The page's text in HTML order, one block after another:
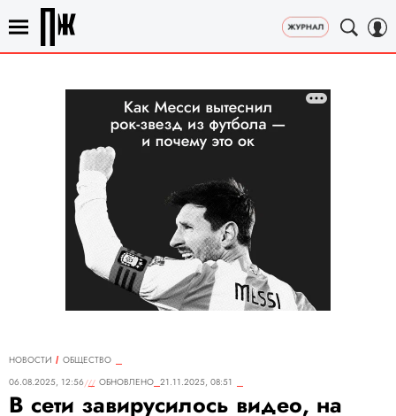
НОВОСТИ
ОБЩЕСТВО
06.08.2025, 12:56
ОБНОВЛЕНО 21.11.2025, 08:51
В сети завирусилось видео, на